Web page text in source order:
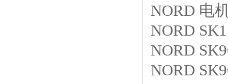
NORD 电
NORD
NORD
NORD